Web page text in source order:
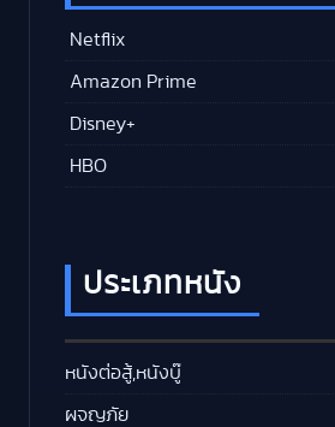
Netflix
Amazon Prime
Disney+
HBO
ประเภทหนัง
หนังต่อสู้,หนังบู๊
ผจญภัย